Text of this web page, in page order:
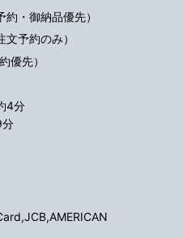
・御納品優先）
予約のみ）
優先）
4分
分